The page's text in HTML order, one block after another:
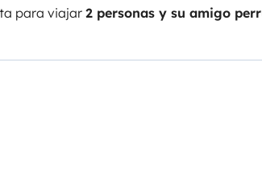
para viajar 2 personas y su amigo
hacer uso de sus2 fogones a gas +
de una ruta en la montaña o un baño